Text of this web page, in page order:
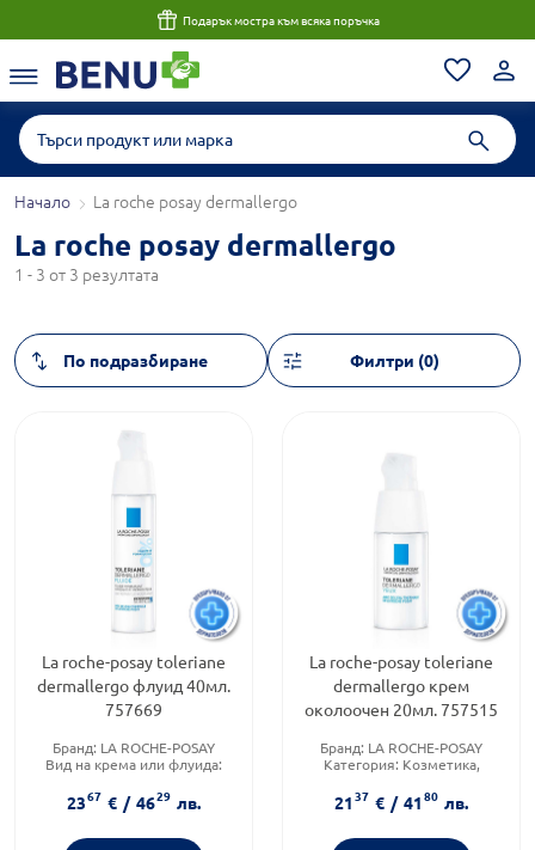
Подарък мостра към всяка поръчка
Начало La roche posay dermallergo
La roche posay dermallergo
1 - 3 от 3 резултата
Филтри (0)
La roche-posay toleriane
dermallergo флуид 40мл.
757669
Бранд: LA ROCHE-POSAY
Вид на крема или флуида:
Тип козметика:
Дермокозметика
2367 € / 4629 лв.
La roche-posay toleriane
dermallergo крем
околоочен 20мл. 757515
Бранд: LA ROCHE-POSAY
Категория: Козметика,
Продуктова линия:
TOLERIANE
2137 € / 4180 лв.